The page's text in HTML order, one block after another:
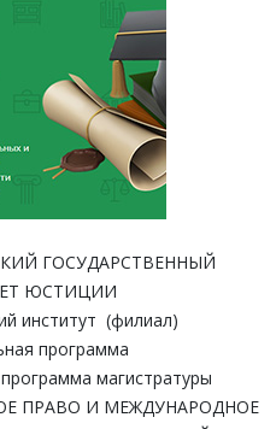
ГОСУДАРСТВЕННЫЙ
ЮСТИЦИИ
институт (филиал)
программа
магистратуры
ПРАВО И МЕЖДУНАРОДНОЕ